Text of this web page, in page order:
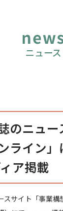
のニュ
ライン」
ア掲載
スサイト「事業